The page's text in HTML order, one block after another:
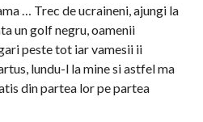
… Trec de ucraineni, ajungi la
un golf negru, oamenii
peste tot iar vamesii ii
lundu-l la mine si astfel ma
din partea lor pe partea